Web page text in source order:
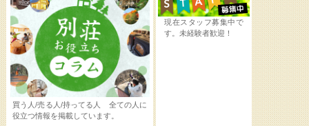
買う人/売る人/持ってる人 全ての人に
役立つ情報を掲載しています。
現在スタッフ募集中で
す。未経験者歓迎！